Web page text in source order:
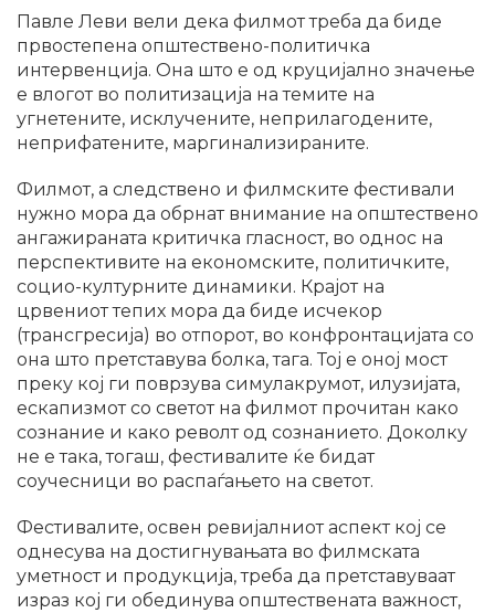
Павле Леви вели дека филмот треба да биде
првостепена општествено-политичка
интервенција. Она што е од круцијално значење
е влогот во политизација на темите на
угнетените, исклучените, неприлагодените,
неприфатените, маргинализираните.
Филмот, а следствено и филмските фестивали
нужно мора да обрнат внимание на општествено
ангажираната критичка гласност, во однос на
перспективите на економските, политичките,
социо-културните динамики. Крајот на
црвениот тепих мора да биде исчекор
(трансгресија) во отпорот, во конфронтацијата со
она што претставува болка, тага. Тој е оној мост
преку кој ги поврзува симулакрумот, илузијата,
ескапизмот со светот на филмот прочитан како
сознание и како револт од сознанието. Доколку
не е така, тогаш, фестивалите ќе бидат
соучесници во распаѓањето на светот.
Фестивалите, освен ревијалниот аспект кој се
однесува на достигнувањата во филмската
уметност и продукција, треба да претставуваат
израз кој ги обединува општествената важност,